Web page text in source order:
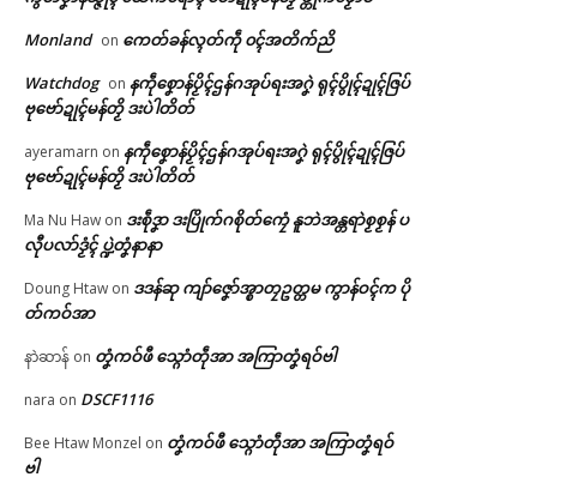
Monland on ကေတ်ခန်လ္ၚတ်ကဵု ၀ၚ်အတိက်ညိ
Watchdog on နကဵုစၞောန်ပၟိၚ်ဌန်ဂအုပ်ရးအဂၞဲ ရုၚ်ပွိုၚ်ဍုၚ်ဇြပ်
ဗုဗော်ဍုၚ်မန်တၟိ ဒးပဲါတိတ်
ayeramarn on နကဵုစၞောန်ပၟိၚ်ဌန်ဂအုပ်ရးအဂၞဲ ရုၚ်ပွိုၚ်ဍုၚ်ဇြပ်
ဗုဗော်ဍုၚ်မန်တၟိ ဒးပဲါတိတ်
Ma Nu Haw on ဒးစဵုဒၞာ ဒးပြိုက်ဂစိုတ်ကၠေံ နူဘဲအန္တရာဲစၟစၟန် ပ
လီုပလာ်ဒၟံၚ် ပ္ဍဲတၞံနာနာ
Doung Htaw on ဒဒန်ဆု ကျာ်ဇၞော်အ္စာတၠဥတ္တမ ကွာန်ဝၚ်က ပို
တ်ကဝ်အာ
နာဲဆာန် on တၞံကဝ်ဖီ သ္ဂောံတဵုအာ အကြာတၞံရဝ်ဗါ
nara on DSCF1116
Bee Htaw Monzel on တၞံကဝ်ဖီ သ္ဂောံတဵုအာ အကြာတၞံရဝ်
ဗါ